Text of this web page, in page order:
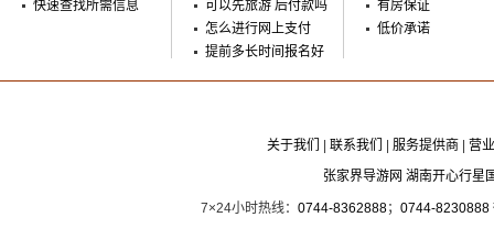
快速查找所需信息
可以先旅游 后付款吗
怎么进行网上支付
提前多长时间报名好
有房保证
低价承诺
关于我们 联系我们 服务提供商
营
张家界导游网 湖南开心行星
7×24小时热线： 0744-8362888； 0744-8230888